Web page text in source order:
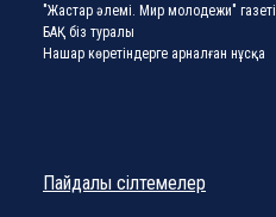
"Жастар әлемі. Мир молодежи" газеті
БАҚ біз туралы
Нашар көретіндерге арналған нұсқа
Пайдалы сілтемелер